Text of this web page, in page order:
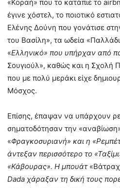
«Κοραή» που το κατάπιε το
έγινε χόστελ, το ποιοτικό
Ελένης Δούνη που γονάτισε
του Βασίλη», τα ωδεία
«Ελληνικό» που υπήρχαν από
Σουγιούλ», καθώς και η Σχολή
που με πολύ μεράκι είχε
Μόσχος.
Επίσης, έπαψαν να υπάρχουν
σηματοδότησαν την
«Φραγκοσυριανή» και η
άντεξαν περισσότερο το
«Κάβουρας». Η μπουάτ
Dada χάραξαν τη δική τους